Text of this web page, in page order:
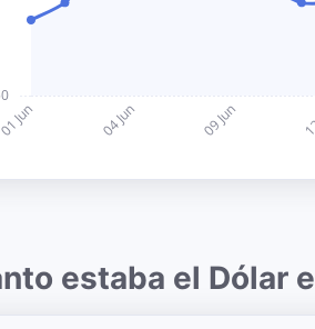
estaba el Dólar